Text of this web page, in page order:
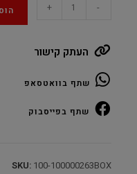
5700G
3.8Ghz
AM4
-
-
+
העתק קישור
שתף בוואטסאפ
שתף בפייסבוק
SKU: 100-100000263BOX